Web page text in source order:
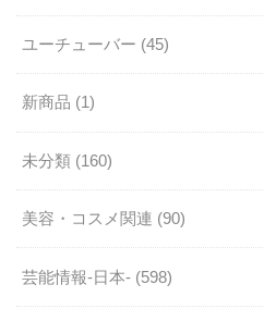
ユーチューバー (45)
新商品 (1)
未分類 (160)
美容・コスメ関連 (90)
芸能情報-日本- (598)